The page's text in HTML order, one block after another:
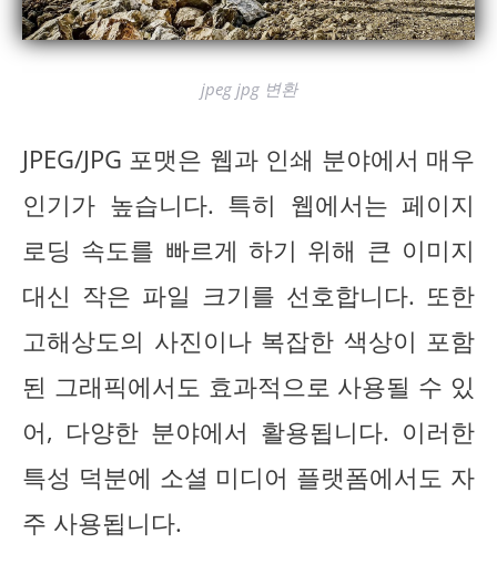
jpeg jpg 변환
JPEG/JPG 포맷은 웹과 인쇄 분야에서 매우
인기가 높습니다. 특히 웹에서는 페이지
로딩 속도를 빠르게 하기 위해 큰 이미지
대신 작은 파일 크기를 선호합니다. 또한
고해상도의 사진이나 복잡한 색상이 포함
된 그래픽에서도 효과적으로 사용될 수 있
어, 다양한 분야에서 활용됩니다. 이러한
특성 덕분에 소셜 미디어 플랫폼에서도 자
주 사용됩니다.